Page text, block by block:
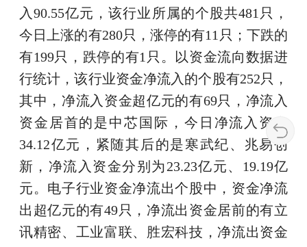
入90.55亿元，该行业所属的个股共481只，
今日上涨的有280只，涨停的有11只；下跌的
有199只，跌停的有1只。以资金流向数据进
行统计，该行业资金净流入的个股有252只，
其中，净流入资金超亿元的有69只，净流入
资金居首的是中芯国际，今日净流入资金
34.12亿元，紧随其后的是寒武纪、兆易创
新，净流入资金分别为23.23亿元、19.19亿
元。电子行业资金净流出个股中，资金净流
出超亿元的有49只，净流出资金居前的有立
讯精密、工业富联、胜宏科技，净流出资金